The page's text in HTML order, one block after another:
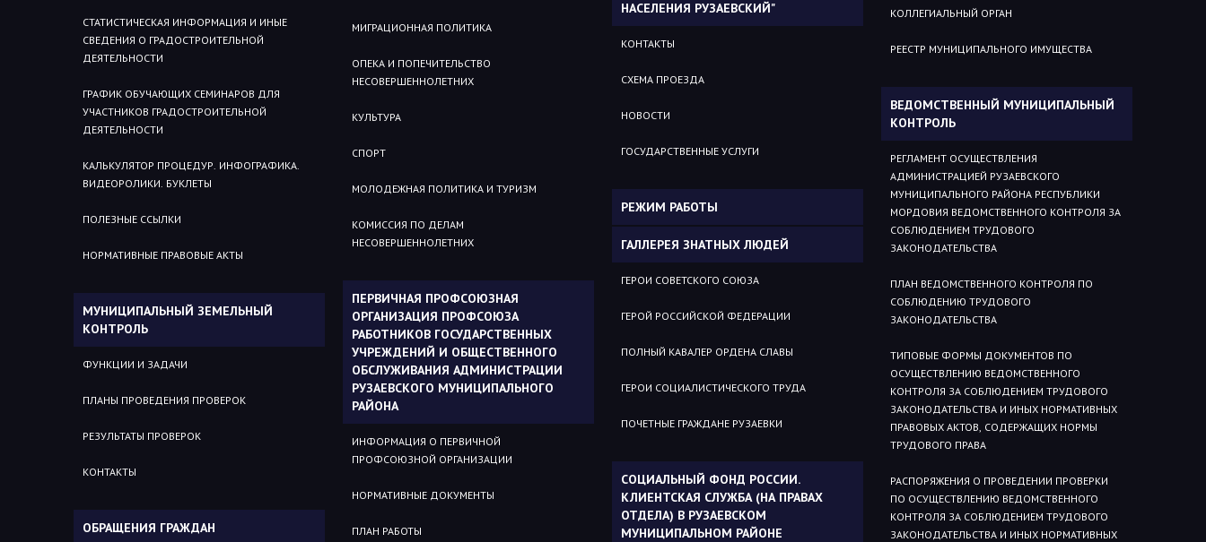
СТАТИСТИЧЕСКАЯ ИНФОРМАЦИЯ И ИНЫЕ
СВЕДЕНИЯ О ГРАДОСТРОИТЕЛЬНОЙ
ДЕЯТЕЛЬНОСТИ
ГРАФИК ОБУЧАЮЩИХ СЕМИНАРОВ ДЛЯ
УЧАСТНИКОВ ГРАДОСТРОИТЕЛЬНОЙ
ДЕЯТЕЛЬНОСТИ
КАЛЬКУЛЯТОР ПРОЦЕДУР. ИНФОГРАФИКА.
ВИДЕОРОЛИКИ. БУКЛЕТЫ
ПОЛЕЗНЫЕ ССЫЛКИ
НОРМАТИВНЫЕ ПРАВОВЫЕ АКТЫ
МУНИЦИПАЛЬНЫЙ ЗЕМЕЛЬНЫЙ
КОНТРОЛЬ
ФУНКЦИИ И ЗАДАЧИ
ПЛАНЫ ПРОВЕДЕНИЯ ПРОВЕРОК
РЕЗУЛЬТАТЫ ПРОВЕРОК
КОНТАКТЫ
ОБРАЩЕНИЯ ГРАЖДАН
МИГРАЦИОННАЯ ПОЛИТИКА
ОПЕКА И ПОПЕЧИТЕЛЬСТВО
НЕСОВЕРШЕННОЛЕТНИХ
КУЛЬТУРА
СПОРТ
МОЛОДЕЖНАЯ ПОЛИТИКА И ТУРИЗМ
КОМИССИЯ ПО ДЕЛАМ
НЕСОВЕРШЕННОЛЕТНИХ
ПЕРВИЧНАЯ ПРОФСОЮЗНАЯ
ОРГАНИЗАЦИЯ ПРОФСОЮЗА
РАБОТНИКОВ ГОСУДАРСТВЕННЫХ
УЧРЕЖДЕНИЙ И ОБЩЕСТВЕННОГО
ОБСЛУЖИВАНИЯ АДМИНИСТРАЦИИ
РУЗАЕВСКОГО МУНИЦИПАЛЬНОГО
РАЙОНА
ИНФОРМАЦИЯ О ПЕРВИЧНОЙ
ПРОФСОЮЗНОЙ ОРГАНИЗАЦИИ
НОРМАТИВНЫЕ ДОКУМЕНТЫ
ПЛАН РАБОТЫ
НАСЕЛЕНИЯ РУЗАЕВСКИЙ"
КОНТАКТЫ
СХЕМА ПРОЕЗДА
НОВОСТИ
ГОСУДАРСТВЕННЫЕ УСЛУГИ
РЕЖИМ РАБОТЫ
ГАЛЛЕРЕЯ ЗНАТНЫХ ЛЮДЕЙ
ГЕРОИ СОВЕТСКОГО СОЮЗА
ГЕРОЙ РОССИЙСКОЙ ФЕДЕРАЦИИ
ПОЛНЫЙ КАВАЛЕР ОРДЕНА СЛАВЫ
ГЕРОИ СОЦИАЛИСТИЧЕСКОГО ТРУДА
ПОЧЕТНЫЕ ГРАЖДАНЕ РУЗАЕВКИ
СОЦИАЛЬНЫЙ ФОНД РОССИИ.
КЛИЕНТСКАЯ СЛУЖБА (НА ПРАВАХ
ОТДЕЛА) В РУЗАЕВСКОМ
МУНИЦИПАЛЬНОМ РАЙОНЕ
КОЛЛЕГИАЛЬНЫЙ ОРГАН
РЕЕСТР МУНИЦИПАЛЬНОГО ИМУЩЕСТВА
ВЕДОМСТВЕННЫЙ МУНИЦИПАЛЬНЫЙ
КОНТРОЛЬ
РЕГЛАМЕНТ ОСУЩЕСТВЛЕНИЯ
АДМИНИСТРАЦИЕЙ РУЗАЕВСКОГО
МУНИЦИПАЛЬНОГО РАЙОНА РЕСПУБЛИКИ
МОРДОВИЯ ВЕДОМСТВЕННОГО КОНТРОЛЯ ЗА
СОБЛЮДЕНИЕМ ТРУДОВОГО
ЗАКОНОДАТЕЛЬСТВА
ПЛАН ВЕДОМСТВЕННОГО КОНТРОЛЯ ПО
СОБЛЮДЕНИЮ ТРУДОВОГО
ЗАКОНОДАТЕЛЬСТВА
ТИПОВЫЕ ФОРМЫ ДОКУМЕНТОВ ПО
ОСУЩЕСТВЛЕНИЮ ВЕДОМСТВЕННОГО
КОНТРОЛЯ ЗА СОБЛЮДЕНИЕМ ТРУДОВОГО
ЗАКОНОДАТЕЛЬСТВА И ИНЫХ НОРМАТИВНЫХ
ПРАВОВЫХ АКТОВ, СОДЕРЖАЩИХ НОРМЫ
ТРУДОВОГО ПРАВА
РАСПОРЯЖЕНИЯ О ПРОВЕДЕНИИ ПРОВЕРКИ
ПО ОСУЩЕСТВЛЕНИЮ ВЕДОМСТВЕННОГО
КОНТРОЛЯ ЗА СОБЛЮДЕНИЕМ ТРУДОВОГО
ЗАКОНОДАТЕЛЬСТВА И ИНЫХ НОРМАТИВНЫХ